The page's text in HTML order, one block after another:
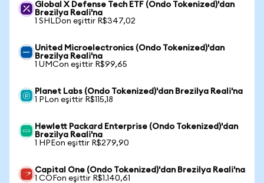
Global X Defense Tech ETF (Ondo Tokenized)'dan
Brezilya Reali'na
1 SHLDon eşittir R$347,02
United Microelectronics (Ondo Tokenized)'dan
Brezilya Reali'na
1 UMCon eşittir R$99,65
Planet Labs (Ondo Tokenized)'dan Brezilya Reali'na
1 PLon eşittir R$115,18
Hewlett Packard Enterprise (Ondo Tokenized)'dan
Brezilya Reali'na
1 HPEon eşittir R$279,90
Capital One (Ondo Tokenized)'dan Brezilya Reali'na
1 COFon eşittir R$1.140,61